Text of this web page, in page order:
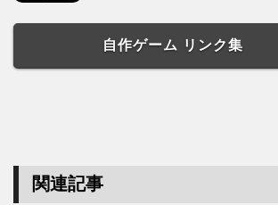
自作ゲーム リンク集
関連記事